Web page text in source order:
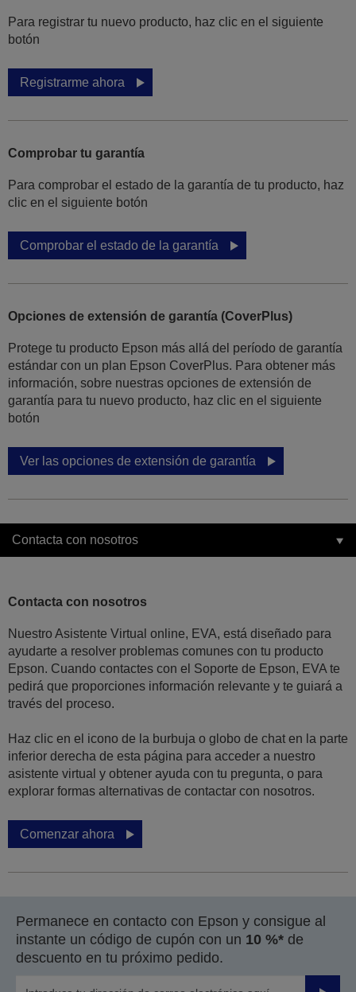
Para registrar tu nuevo producto, haz clic en el siguiente
botón
Registrarme ahora
Comprobar tu garantía
Para comprobar el estado de la garantía de tu producto, haz
clic en el siguiente botón
Comprobar el estado de la garantía
Opciones de extensión de garantía (CoverPlus)
Protege tu producto Epson más allá del período de garantía
estándar con un plan Epson CoverPlus. Para obtener más
información, sobre nuestras opciones de extensión de
garantía para tu nuevo producto, haz clic en el siguiente
botón
Ver las opciones de extensión de garantía
Contacta con nosotros
Contacta con nosotros
Nuestro Asistente Virtual online, EVA, está diseñado para
ayudarte a resolver problemas comunes con tu producto
Epson. Cuando contactes con el Soporte de Epson, EVA te
pedirá que proporciones información relevante y te guiará a
través del proceso.
Haz clic en el icono de la burbuja o globo de chat en la parte
inferior derecha de esta página para acceder a nuestro
asistente virtual y obtener ayuda con tu pregunta, o para
explorar formas alternativas de contactar con nosotros.
Comenzar ahora
Permanece en contacto con Epson y consigue al
instante un código de cupón con un 10 %* de
descuento en tu próximo pedido.